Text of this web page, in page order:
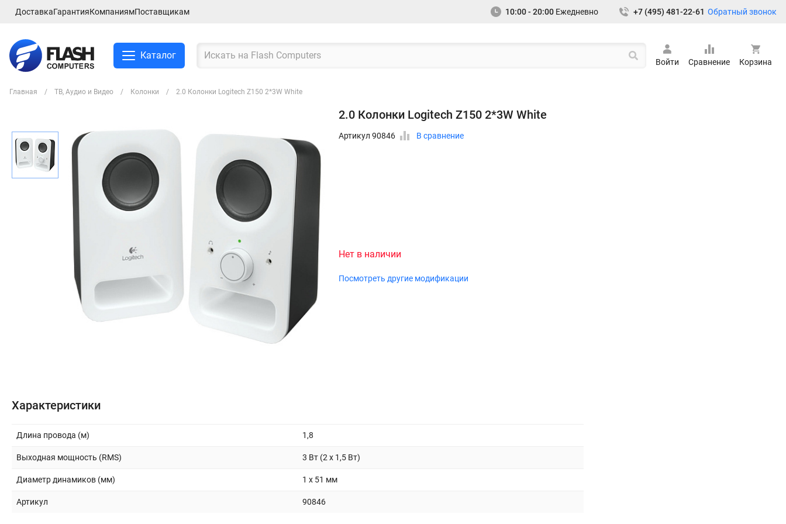
ДоставкаГарантияКомпаниямПоставщикам 10:00 - 20:00 Ежедневно +7 (495) 481-22-61 Обратный звонок
Каталог
Войти Сравнение Корзина
Главная ТВ, Аудио и Видео Колонки 2.0 Колонки Logitech Z150 2*3W White
Ноутбуки и аксессуры
Компьютеры и
комплектующие
Сетевое оборудование
ТВ, Аудио и Видео
Бытовая техника
Периферия и оргтехника
Офис и Охрана
Спорт и туризм
Строительство и ремонт
Инструмент и материалы
2.0 Колонки Logitech Z150 2*3W White
Артикул 90846 В сравнение
Нет в наличии
Посмотреть другие модификации
Характеристики
Длина провода (м) 1,8
Выходная мощность (RMS) 3 Вт (2 x 1,5 Вт)
Диаметр динамиков (мм) 1 x 51 мм
Артикул 90846